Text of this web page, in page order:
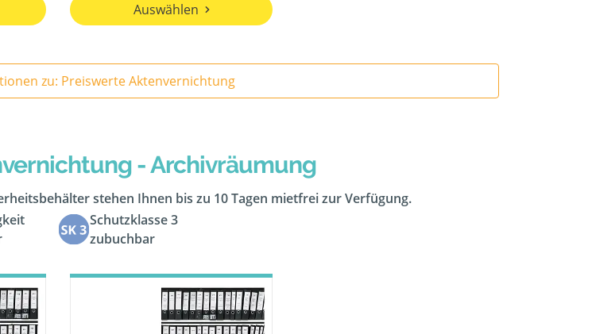
Auswählen
zu: Preiswerte Aktenvernichtung
- Archivräumung
stehen Ihnen bis zu 10 Tagen mietfrei zur Verfügung.
Schutzklasse 3
zubuchbar